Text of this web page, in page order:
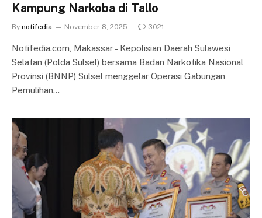
Kampung Narkoba di Tallo
By notifedia November 8, 2025 3021
Notifedia.com, Makassar – Kepolisian Daerah Sulawesi
Selatan (Polda Sulsel) bersama Badan Narkotika Nasional
Provinsi (BNNP) Sulsel menggelar Operasi Gabungan
Pemulihan…